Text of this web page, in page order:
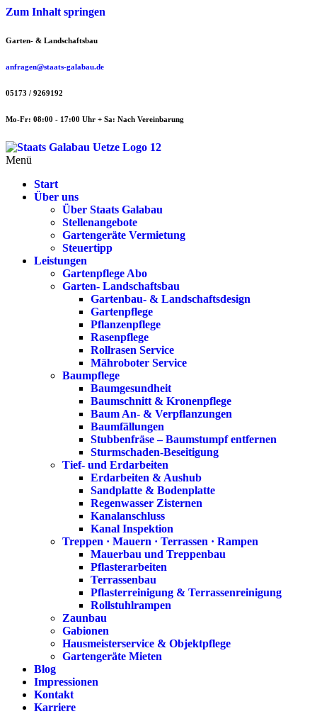
Zum Inhalt springen
Garten- & Landschaftsbau
anfragen@staats-galabau.de
05173 / 9269192
Mo-Fr: 08:00 - 17:00 Uhr + Sa: Nach Vereinbarung
Menü
Start
Über uns
Über Staats Galabau
Stellenangebote
Gartengeräte Vermietung
Steuertipp
Leistungen
Gartenpflege Abo
Garten- Landschaftsbau
Gartenbau- & Landschaftsdesign
Gartenpflege
Pflanzenpflege
Rasenpflege
Rollrasen Service
Mähroboter Service
Baumpflege
Baumgesundheit
Baumschnitt & Kronenpflege
Baum An- & Verpflanzungen
Baumfällungen
Stubbenfräse – Baumstumpf entfernen
Sturmschaden-Beseitigung
Tief- und Erdarbeiten
Erdarbeiten & Aushub
Sandplatte & Bodenplatte
Regenwasser Zisternen
Kanalanschluss
Kanal Inspektion
Treppen · Mauern · Terrassen · Rampen
Mauerbau und Treppenbau
Pflasterarbeiten
Terrassenbau
Pflasterreinigung & Terrassenreinigung
Rollstuhlrampen
Zaunbau
Gabionen
Hausmeisterservice & Objektpflege
Gartengeräte Mieten
Blog
Impressionen
Kontakt
Karriere